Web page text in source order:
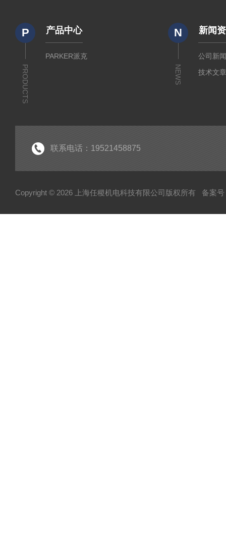
P
PRODUCTS
产品中心
PARKER派克
N
NEWS
新闻
公司新
技术文
联系电话：19521458875
Copyright © 2026 上海任稷机电科技有限公司版权所有 备案号